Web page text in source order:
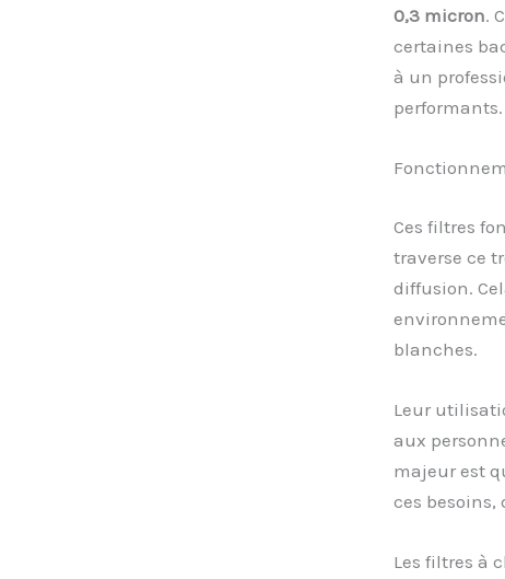
0,3 micron.
certaines
à un
performants.
Ces filtres
traverse ce
diffusion.
blanches.
Leur
aux
majeur est
ces
Les filtres à